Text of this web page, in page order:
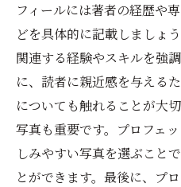
フィールには著者の経歴や
どを具体的に記載しましょ
関連する経験やスキルを強
に、読者に親近感を与える
についても触れることが大
写真も重要です。プロフェ
しみやすい写真を選ぶこと
とができます。最後に、プ